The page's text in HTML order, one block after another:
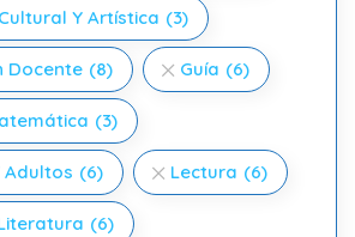
Y Artística (3)
Docente (8) Guía (6)
(3)
Adultos (6) Lectura (6)
(6)